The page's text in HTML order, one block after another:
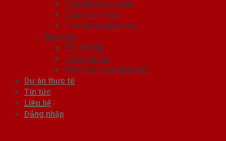
Cửa nhựa Sungyu
Cửa vòm nhựa
Cửa nhựa nhà tắm
Nội thất
Tủ Kệ Bếp
Tủ Quần Áo
Phụ kiện cửa nhà tắm
Dự án thực tế
Tin tức
Liên hệ
Đăng nhập